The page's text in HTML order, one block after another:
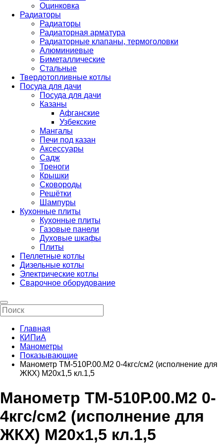
Оцинковка
Радиаторы
Радиаторы
Радиаторная арматура
Радиаторные клапаны, термоголовки
Алюминиевые
Биметаллические
Стальные
Твердотопливные котлы
Посуда для дачи
Посуда для дачи
Казаны
Афганские
Узбекские
Мангалы
Печи под казан
Аксессуары
Садж
Треноги
Крышки
Сковороды
Решётки
Шампуры
Кухонные плиты
Кухонные плиты
Газовые панели
Духовые шкафы
Плиты
Пеллетные котлы
Дизельные котлы
Электрические котлы
Сварочное оборудование
Главная
КИПиА
Манометры
Показывающие
Манометр ТМ-510Р.00.М2 0-4кгс/см2 (исполнение для
ЖКХ) М20х1,5 кл.1,5
Манометр ТМ-510Р.00.М2 0-
4кгс/см2 (исполнение для
ЖКХ) М20х1,5 кл.1,5